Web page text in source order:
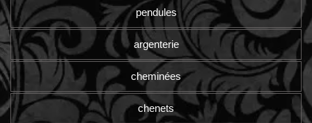
pendules
argenterie
cheminées
chenets